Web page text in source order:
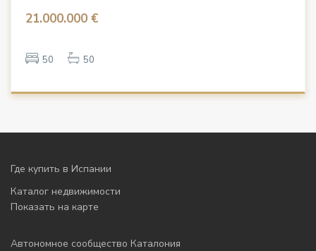
21.000.000 €
50 50
Где купить в Испании
Каталог недвижимости
Показать на карте
Автономное сообщество Каталония